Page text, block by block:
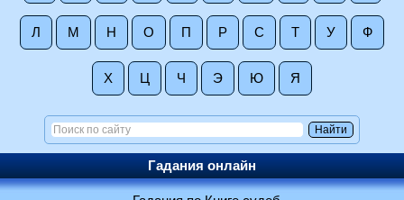
Л М Н О П Р С Т У Ф
Х Ц Ч Э Ю Я
Гадания онлайн